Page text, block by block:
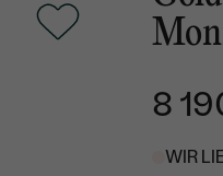
8
WIR